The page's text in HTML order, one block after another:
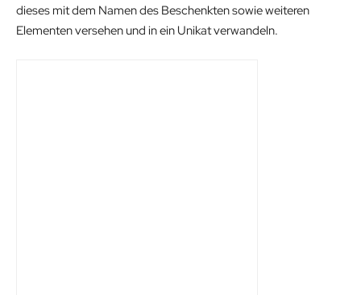
dieses mit dem Namen des Beschenkten sowie weiteren
Elementen versehen und in ein Unikat verwandeln.